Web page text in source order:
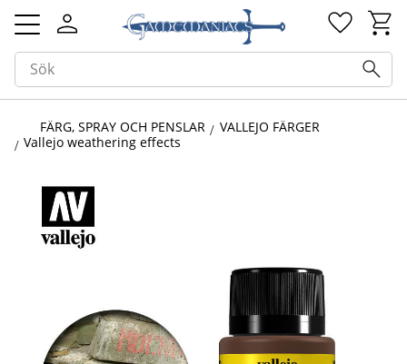
Meny
FÄRG, SPRAY OCH PENSLAR
VALLEJO FÄRGER
Vallejo weathering effects